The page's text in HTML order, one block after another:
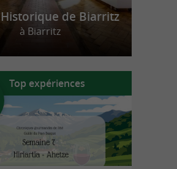
de Biarritz
à Biarritz
Top expériences